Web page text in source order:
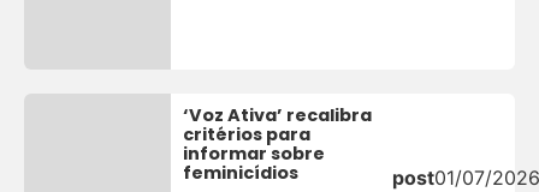
‘Voz Ativa’ recalibra
critérios para
informar sobre
feminicídios
post01/07/2026